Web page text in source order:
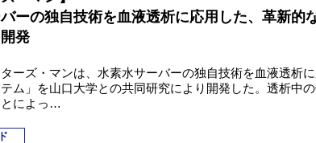
ーの独自技術を血液透析に応用した、革新的
発
ーズ・マンは、水素水サーバーの独自技術を血液透析
ム」を山口大学との共同研究により開発した。透析中
によっ…